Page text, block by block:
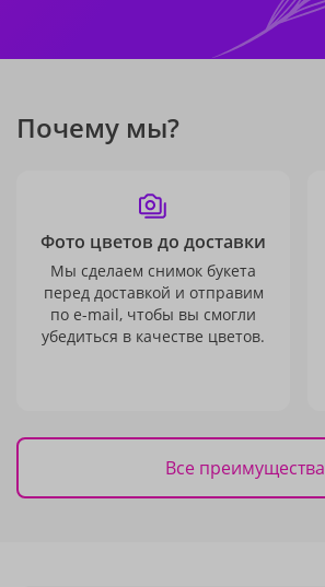
Почему мы?
Фото цветов до доставки
Мы сделаем снимок букета
перед доставкой и отправим
по e-mail, чтобы вы смогли
убедиться в качестве цветов.
Все преимущества